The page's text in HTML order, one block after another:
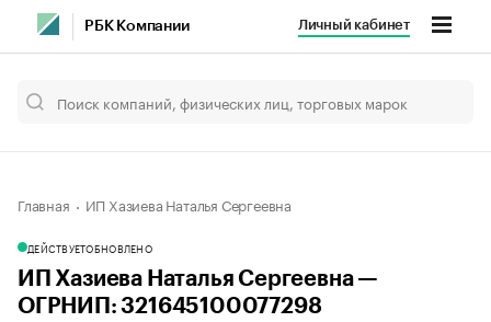
РБК Компании Личный кабинет
Главная ИП Хазиева Наталья Сергеевна
ДЕЙСТВУЕТОБНОВЛЕНО
ИП Хазиева Наталья Сергеевна —
ОГРНИП: 321645100077298